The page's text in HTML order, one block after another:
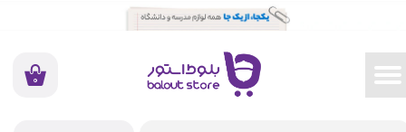
۰
حساب کاربری من
تغییر گذر واژه